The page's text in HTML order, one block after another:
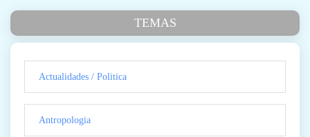
TEMAS
Actualidades / Politica
Antropologia